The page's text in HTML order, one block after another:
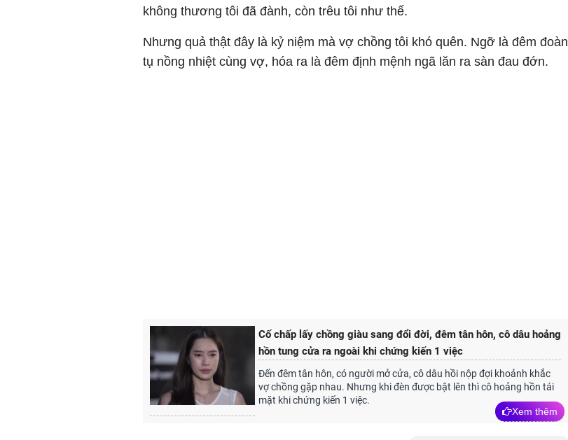
không thương tôi đã đành, còn trêu tôi như thế.
Nhưng quả thật đây là kỷ niệm mà vợ chồng tôi khó quên. Ngỡ là đêm đoàn
tụ nồng nhiệt cùng vợ, hóa ra là đêm định mệnh ngã lăn ra sàn đau đớn.
Cố chấp lấy chồng giàu sang đổi đời, đêm tân hôn, cô dâu hoảng
hồn tung cửa ra ngoài khi chứng kiến 1 việc
Đến đêm tân hôn, có người mở cửa, cô dâu hồi nộp đợi khoảnh khắc
vợ chồng gặp nhau. Nhưng khi đèn được bật lên thì cô hoảng hồn tái
mặt khi chứng kiến 1 việc.
Xem thêm